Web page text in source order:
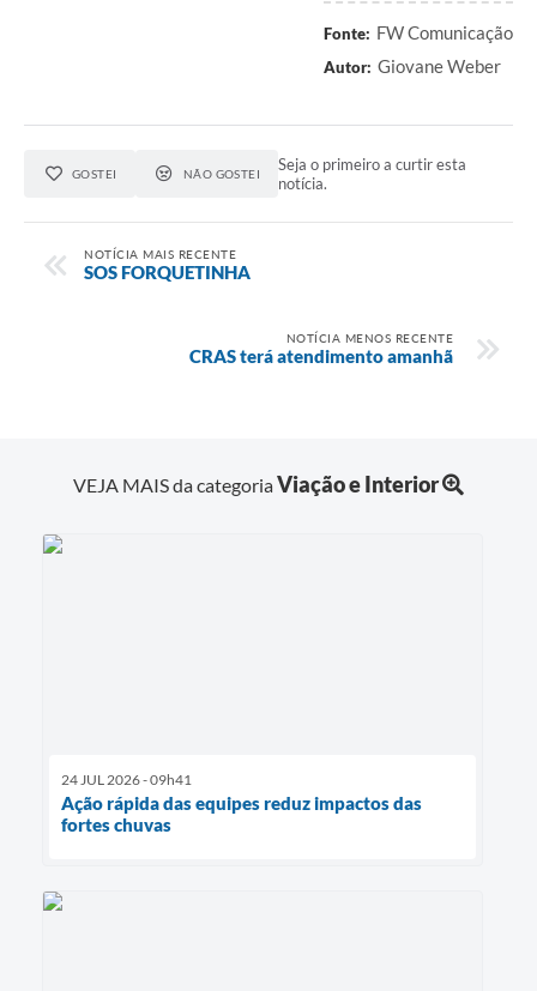
Fonte: FW Comunicação
Autor: Giovane Weber
GOSTEI NÃO GOSTEI
Seja o primeiro a curtir esta
notícia.
NOTÍCIA MAIS RECENTE
SOS FORQUETINHA
NOTÍCIA MENOS RECENTE
CRAS terá atendimento amanhã
VEJA MAIS da categoriaViação e Interior
24 JUL 2026 - 09h41
Ação rápida das equipes reduz impactos das
fortes chuvas